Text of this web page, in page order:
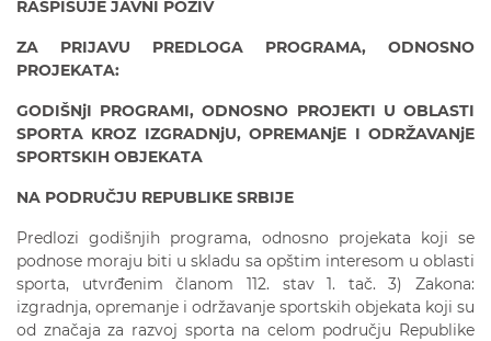
RASPISUJE JAVNI POZIV
ZA PRIJAVU PREDLOGA PROGRAMA, ODNOSNO
PROJEKATA:
GODIŠNjI PROGRAMI,ODNOSNO PROJEKTI U OBLASTI
SPORTA KROZ IZGRADNjU, OPREMANjE I ODRŽAVANjE
SPORTSKIH OBJEKATA
NA PODRUČJU REPUBLIKE SRBIJE
Predlozi godišnjih programa, odnosno projekata koji se
podnose moraju biti u skladu sa opštim interesom u oblasti
sporta, utvrđenim članom 112. stav 1. tač. 3) Zakona:
izgradnja, opremanje i održavanje sportskih objekata koji su
od značaja za razvoj sporta na celom području Republike